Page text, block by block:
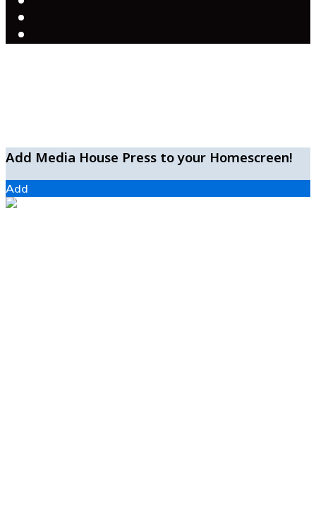
Add Media House Press to your Homescreen!
Add